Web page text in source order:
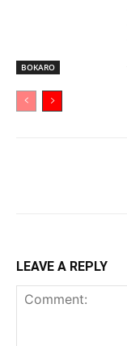
BOKARO
LEAVE A REPLY